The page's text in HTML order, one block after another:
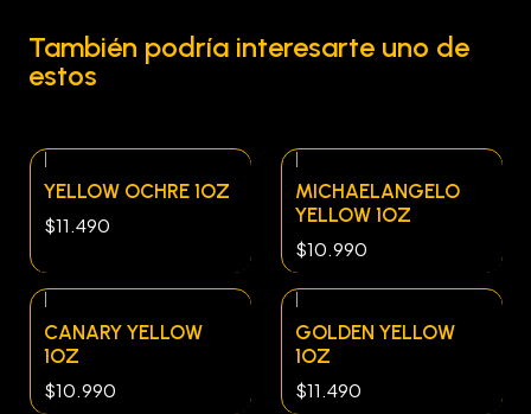
También podría interesarte uno de
estos
YELLOW OCHRE 1OZ
$11.490
MICHAELANGELO
YELLOW 1OZ
$10.990
CANARY YELLOW
1OZ
$10.990
GOLDEN YELLOW
1OZ
$11.490